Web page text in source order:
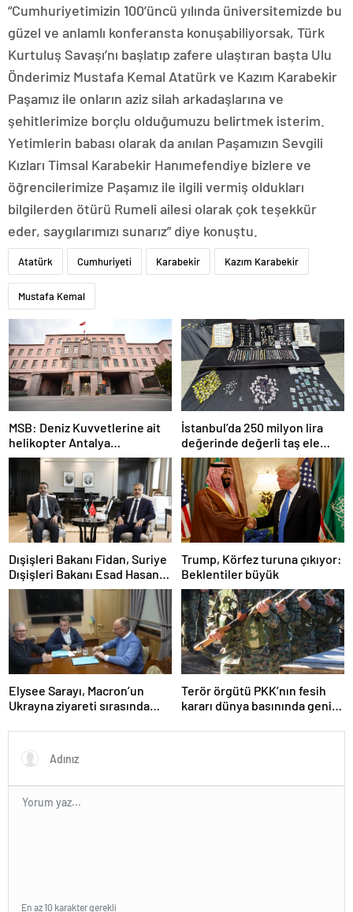
“Cumhuriyetimizin 100’üncü yılında üniversitemizde bu
güzel ve anlamlı konferansta konuşabiliyorsak, Türk
Kurtuluş Savaşı’nı başlatıp zafere ulaştıran başta Ulu
Önderimiz Mustafa Kemal Atatürk ve Kazım Karabekir
Paşamız ile onların aziz silah arkadaşlarına ve
şehitlerimize borçlu olduğumuzu belirtmek isterim.
Yetimlerin babası olarak da anılan Paşamızın Sevgili
Kızları Timsal Karabekir Hanımefendiye bizlere ve
öğrencilerimize Paşamız ile ilgili vermiş oldukları
bilgilerden ötürü Rumeli ailesi olarak çok teşekkür
eder, saygılarımızı sunarız” diye konuştu.
Atatürk Cumhuriyeti Karabekir Kazım Karabekir
Mustafa Kemal
MSB: Deniz Kuvvetlerine ait
helikopter Antalya
açıklarında acil iniş yaptı
İstanbul’da 250 milyon lira
değerinde değerli taş ele
geçirildi
Dışişleri Bakanı Fidan, Suriye
Dışişleri Bakanı Esad Hasan
Şeybani ile görüştü
Trump, Körfez turuna çıkıyor:
Beklentiler büyük
Elysee Sarayı, Macron’un
Ukrayna ziyareti sırasında
iddiasını yalanladı
Terör örgütü PKK’nın fesih
kararı dünya basınında geniş
En az 10 karakter gerekli